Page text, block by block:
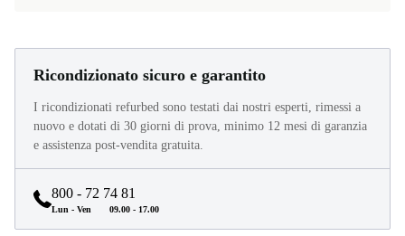
Ricondizionato sicuro e garantito
I ricondizionati refurbed sono testati dai nostri esperti, rimessi a
nuovo e dotati di 30 giorni di prova, minimo 12 mesi di garanzia
e assistenza post-vendita gratuita.
800 - 72 74 81
Lun - Ven 09.00 - 17.00